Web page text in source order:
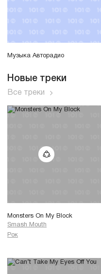
Музыка Авторадио
Новые треки
Все треки
Monsters On My Block
Smash Mouth
Рок